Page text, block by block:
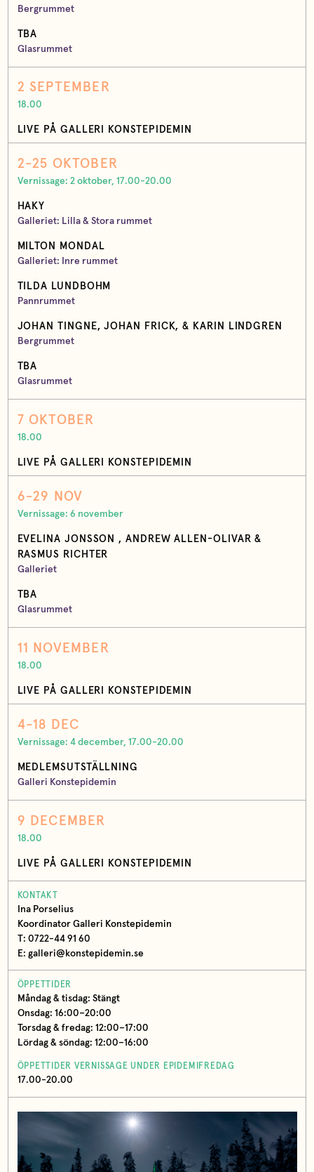
Bergrummet
TBA
Glasrummet
2 SEPTEMBER
18.00
LIVE PÅ GALLERI KONSTEPIDEMIN
2-25 OKTOBER
Vernissage: 2 oktober, 17.00-20.00
HAKY
Galleriet: Lilla & Stora rummet
MILTON MONDAL
Galleriet: Inre rummet
TILDA LUNDBOHM
Pannrummet
JOHAN TINGNE, JOHAN FRICK, & KARIN LINDGREN
Bergrummet
TBA
Glasrummet
7 OKTOBER
18.00
LIVE PÅ GALLERI KONSTEPIDEMIN
6-29 NOV
Vernissage: 6 november
EVELINA JONSSON , ANDREW ALLEN-OLIVAR &
RASMUS RICHTER
Galleriet
TBA
Glasrummet
11 NOVEMBER
18.00
LIVE PÅ GALLERI KONSTEPIDEMIN
4-18 DEC
Vernissage: 4 december, 17.00-20.00
MEDLEMSUTSTÄLLNING
Galleri Konstepidemin
9 DECEMBER
18.00
LIVE PÅ GALLERI KONSTEPIDEMIN
KONTAKT
Ina Porselius
Koordinator Galleri Konstepidemin
T: 0722-44 91 60
E: galleri@konstepidemin.se
ÖPPETTIDER
Måndag & tisdag: Stängt
Onsdag: 16:00–20:00
Torsdag & fredag: 12:00–17:00
Lördag & söndag: 12:00–16:00
ÖPPETTIDER VERNISSAGE UNDER EPIDEMIFREDAG
17.00-20.00